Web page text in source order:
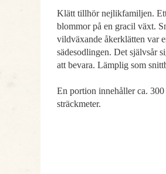
Klätt tillhör nejlikfamiljen.
blommor på en gracil växt.
vildväxande åkerklätten var
sädesodlingen. Det självsår
att bevara. Lämplig som
En portion innehåller ca.
sträckmeter.